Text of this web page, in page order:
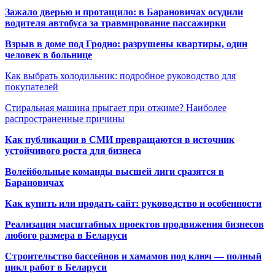
Зажало дверью и протащило: в Барановичах осудили
водителя автобуса за травмирование пассажирки
Взрыв в доме под Гродно: разрушены квартиры, один
человек в больнице
Как выбрать холодильник: подробное руководство для
покупателей
Стиральная машина прыгает при отжиме? Наиболее
распространенные причины
Как публикации в СМИ превращаются в источник
устойчивого роста для бизнеса
Волейбольные команды высшей лиги сразятся в
Барановичах
Как купить или продать сайт: руководство и особенности
Реализация масштабных проектов продвижения бизнесов
любого размера в Беларуси
Строительство бассейнов и хамамов под ключ — полный
цикл работ в Беларуси